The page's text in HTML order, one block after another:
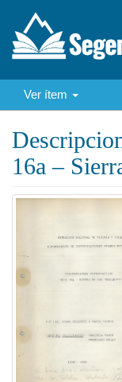
Ver ítem
16a –